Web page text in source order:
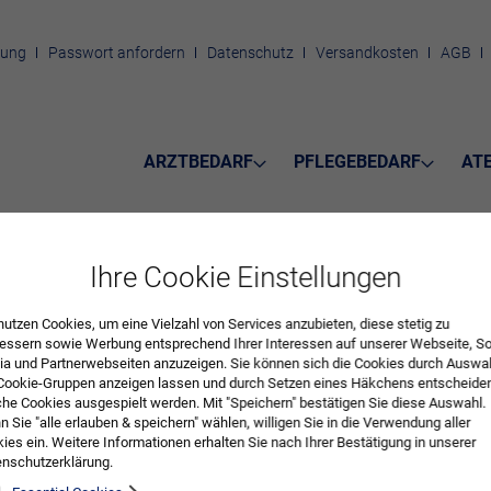
Passwort anfordern Datenschutz Versandkosten AGB
ARZTBEDARF PFLEGEBEDARF
Luxus
ist bis auf 15 cm flach zusammenfaltbar, Plattenmaß 60 x 40 cm,
Ihre Cookie Einstellungen
Cookies, um eine Vielzahl von Services anzubieten, diese stetig zu
sowie Werbung entsprechend Ihrer Interessen auf unserer Webseite,
und Partnerwebseiten anzuzeigen. Sie können sich die Cookies durch
Gruppen anzeigen lassen und durch Setzen eines Häkchens
Cookies ausgespielt werden. Mit "Speichern" bestätigen Sie diese Auswahl.
Sie "alle erlauben & speichern" wählen, willigen Sie in die Verwendung aller
ein. Weitere Informationen erhalten Sie nach Ihrer Bestätigung in unserer